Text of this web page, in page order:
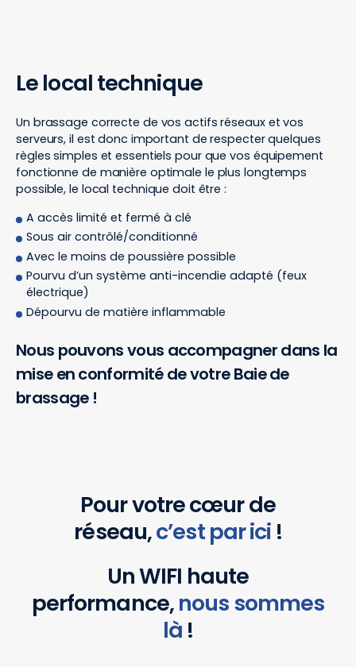
Le local technique
Un brassage correcte de vos actifs réseaux et vos
serveurs, il est donc important de respecter quelques
règles simples et essentiels pour que vos équipement
fonctionne de manière optimale le plus longtemps
possible, le local technique doit être :
A accès limité et fermé à clé
Sous air contrôlé/conditionné
Avec le moins de poussière possible
Pourvu d’un système anti-incendie adapté (feux
électrique)
Dépourvu de matière inflammable
Nous pouvons vous accompagner dans la
mise en conformité de votre Baie de
brassage !
Pour votre cœur de
réseau,c’est par ici !
Un WIFI haute
performance,nous sommes
là !